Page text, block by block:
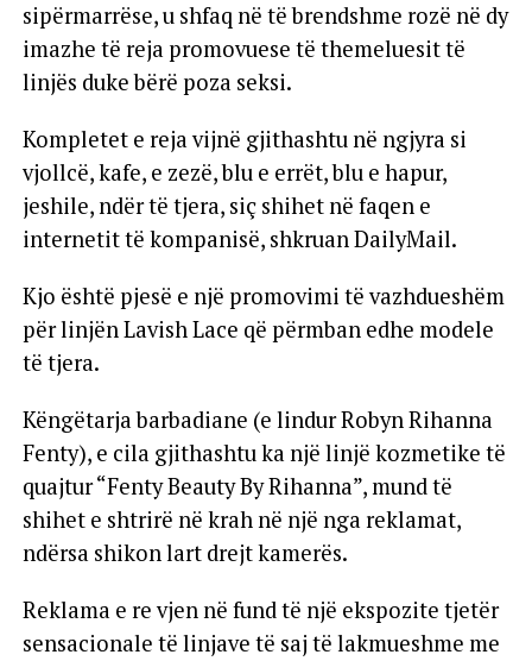
sipërmarrëse, u shfaq në të brendshme rozë në dy
imazhe të reja promovuese të themeluesit të
linjës duke bërë poza seksi.
Kompletet e reja vijnë gjithashtu në ngjyra si
vjollcë, kafe, e zezë, blu e errët, blu e hapur,
jeshile, ndër të tjera, siç shihet në faqen e
internetit të kompanisë, shkruan DailyMail.
Kjo është pjesë e një promovimi të vazhdueshëm
për linjën Lavish Lace që përmban edhe modele
të tjera.
Këngëtarja barbadiane (e lindur Robyn Rihanna
Fenty), e cila gjithashtu ka një linjë kozmetike të
quajtur “Fenty Beauty By Rihanna”, mund të
shihet e shtrirë në krah në një nga reklamat,
ndërsa shikon lart drejt kamerës.
Reklama e re vjen në fund të një ekspozite tjetër
sensacionale të linjave të saj të lakmueshme me